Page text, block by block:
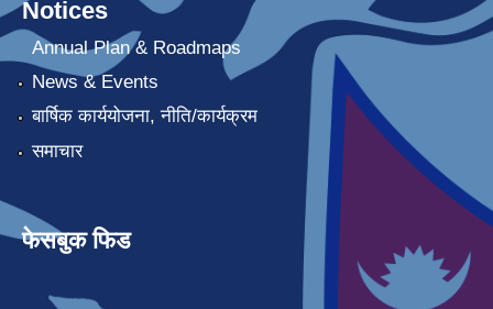
Notices
Annual Plan & Roadmaps
News & Events
बार्षिक कार्ययोजना, नीति/कार्यक्रम
समाचार
फेसबुक फिड